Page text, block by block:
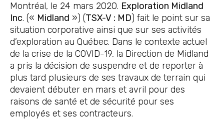
Montréal, le 24 mars 2020. Exploration Midland
Inc. (« Midland ») (TSX-V : MD) fait le point sur sa
situation corporative ainsi que sur ses activités
d’exploration au Québec. Dans le contexte actuel
de la crise de la COVID-19, la Direction de Midland
a pris la décision de suspendre et de reporter à
plus tard plusieurs de ses travaux de terrain qui
devaient débuter en mars et avril pour des
raisons de santé et de sécurité pour ses
employés et ses contracteurs.